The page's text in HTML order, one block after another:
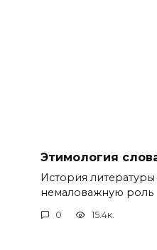
Этимология
История
немаловажную роль
0 15.4к.